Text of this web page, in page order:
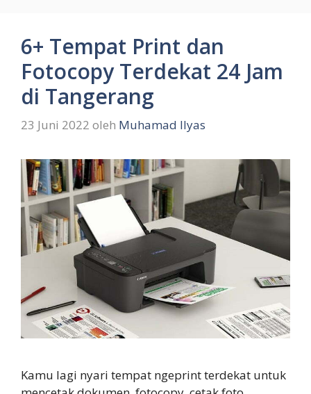
6+ Tempat Print dan
Fotocopy Terdekat 24 Jam
di Tangerang
23 Juni 2022 oleh Muhamad Ilyas
Kamu lagi nyari tempat ngeprint terdekat untuk